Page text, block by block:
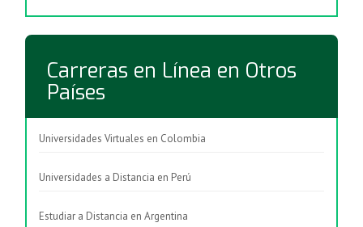
Carreras en Línea en Otros
Países
Universidades Virtuales en Colombia
Universidades a Distancia en Perú
Estudiar a Distancia en Argentina